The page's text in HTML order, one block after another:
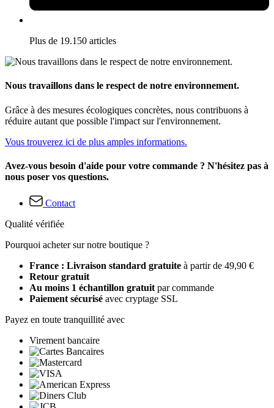
Plus de 19.150 articles
Nous travaillons dans le respect de notre environnement.
Grâce à des mesures écologiques concrètes, nous contribuons à
réduire autant que possible l'impact sur l'environnement.
Vous trouverez ici de plus amples informations.
Avez-vous besoin d'aide pour votre commande ? N'hésitez pas à
nous poser vos questions.
Contact
Qualité vérifiée
Pourquoi acheter sur notre boutique ?
France : Livraison standard gratuite à partir de 49,90 €
Retour gratuit
Au moins 1 échantillon gratuit par commande
Paiement sécurisé avec cryptage SSL
Payez en toute tranquillité avec
Virement bancaire